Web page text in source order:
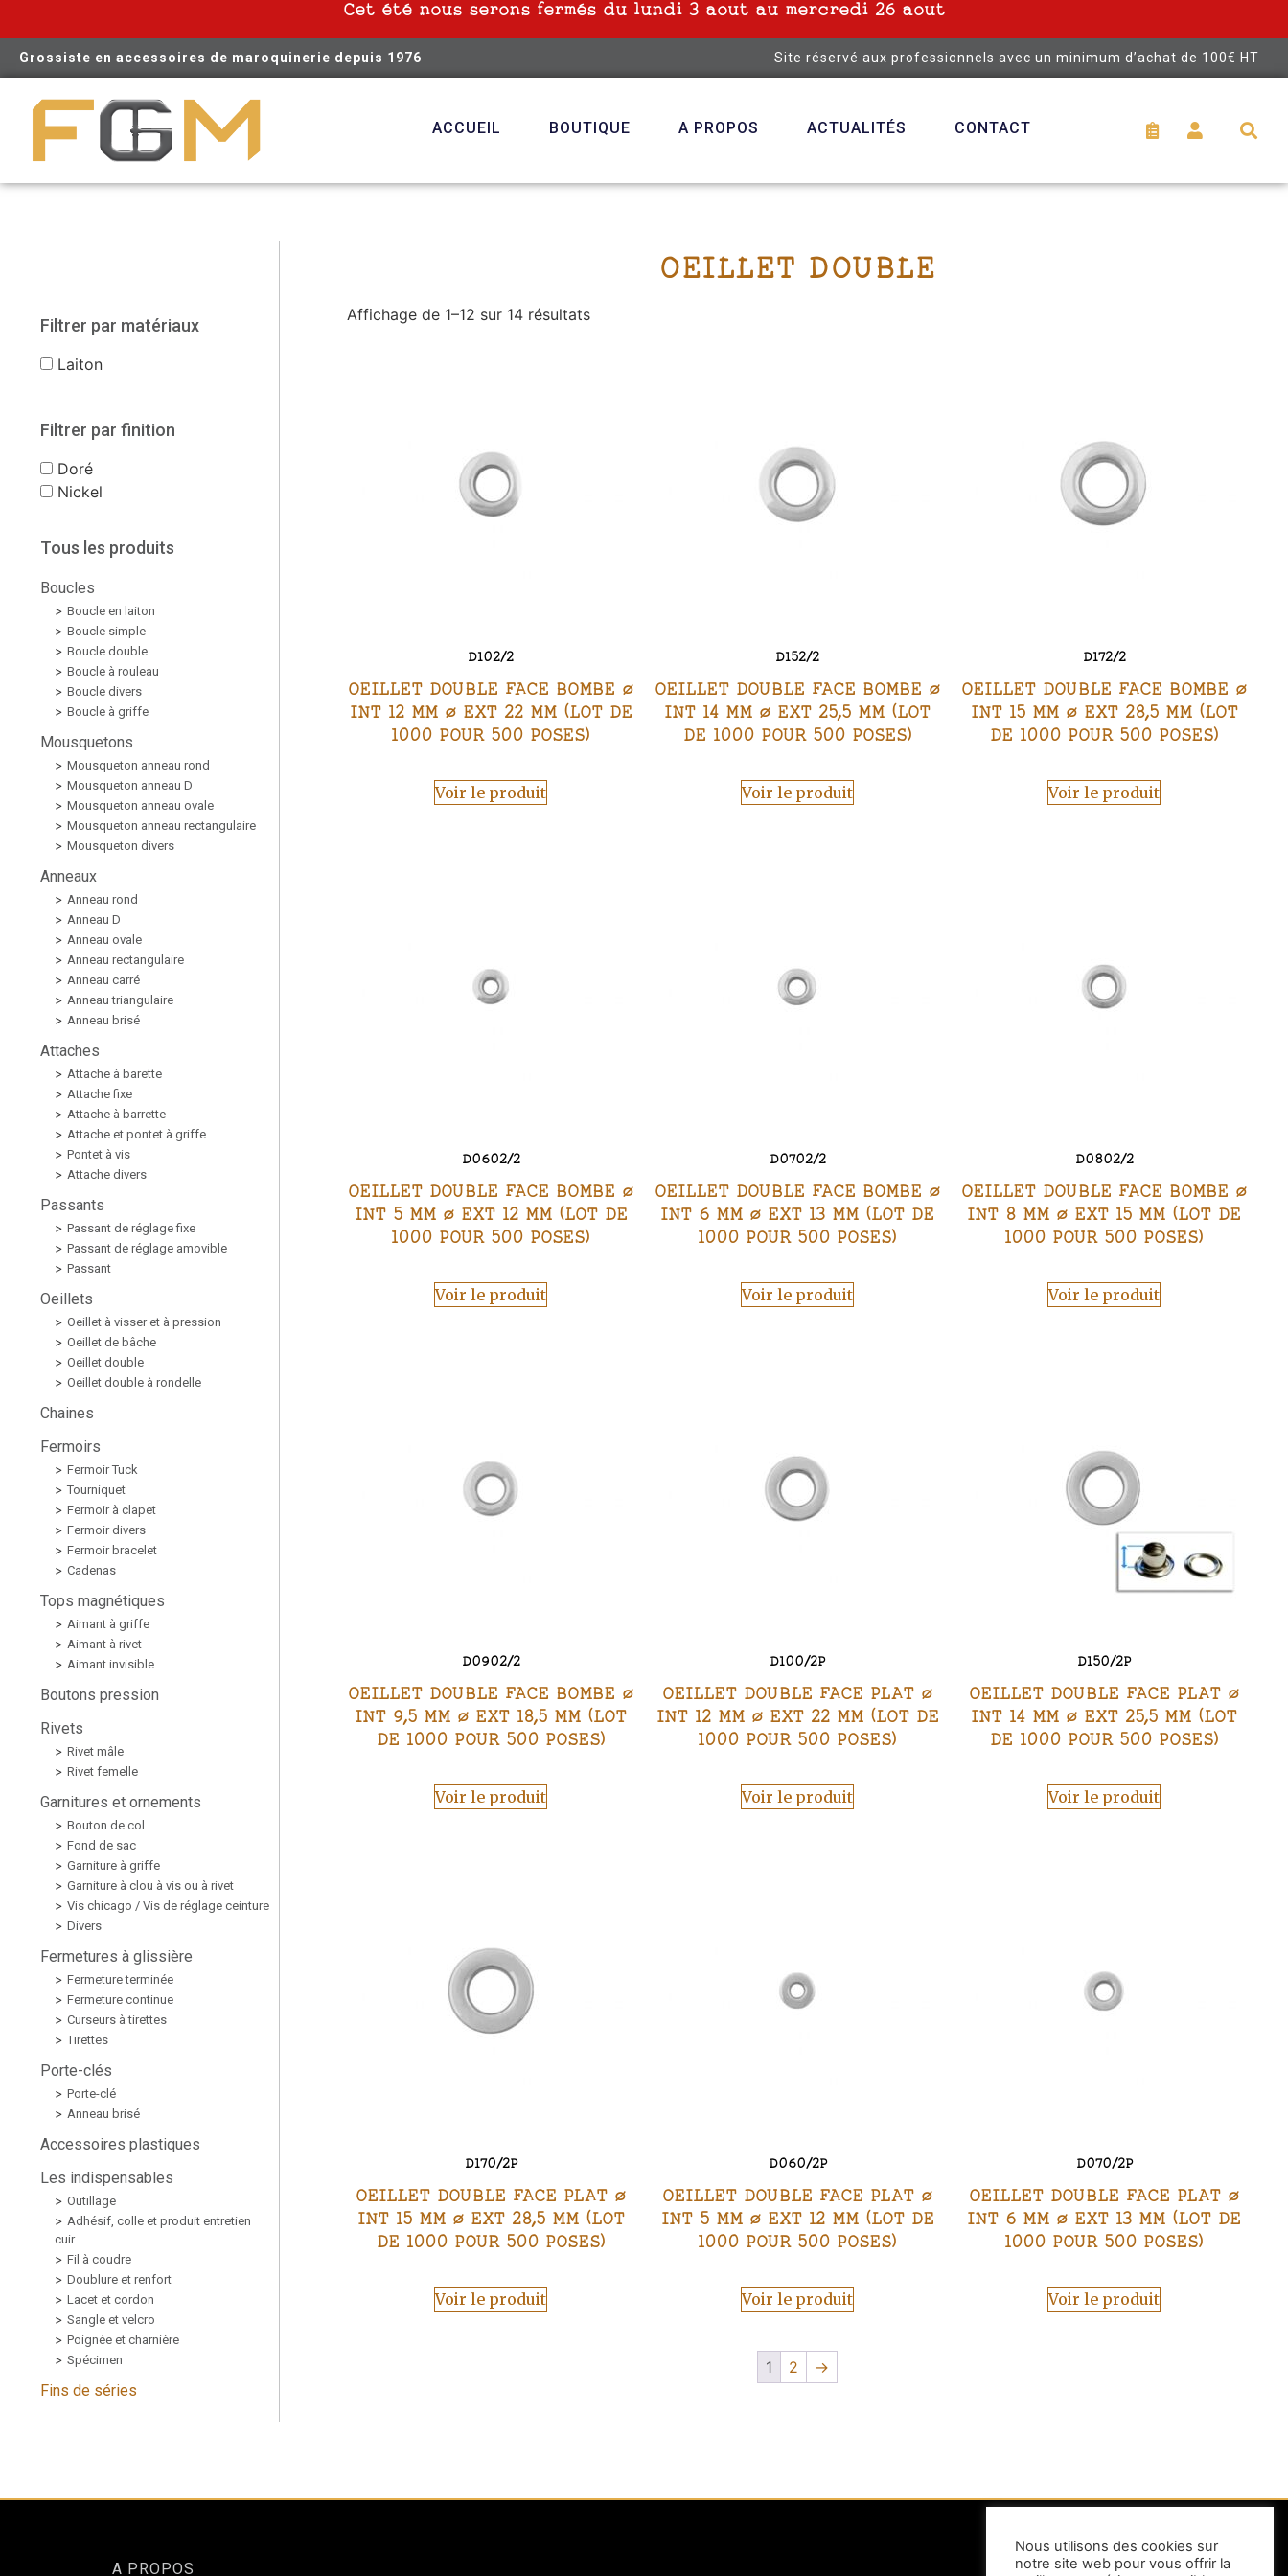
Cet été nous serons fermés du lundi 3 aout au mercredi 26 aout
Grossiste en accessoires de maroquinerie depuis 1976 Site réservé aux professionnels avec un minimum d’achat de 100€ HT
ACCUEIL BOUTIQUE A PROPOS ACTUALITÉS CONTACT
Filtrer par matériaux
Laiton
Filtrer par finition
Doré
Nickel
Tous les produits
Boucles
Boucle en laiton
Boucle simple
Boucle double
Boucle à rouleau
Boucle divers
Boucle à griffe
Mousquetons
Mousqueton anneau rond
Mousqueton anneau D
Mousqueton anneau ovale
Mousqueton anneau rectangulaire
Mousqueton divers
Anneaux
Anneau rond
Anneau D
Anneau ovale
Anneau rectangulaire
Anneau carré
Anneau triangulaire
Anneau brisé
Attaches
Attache à barette
Attache fixe
Attache à barrette
Attache et pontet à griffe
Pontet à vis
Attache divers
Passants
Passant de réglage fixe
Passant de réglage amovible
Passant
Oeillets
Oeillet à visser et à pression
Oeillet de bâche
Oeillet double
Oeillet double à rondelle
Chaines
Fermoirs
Fermoir Tuck
Tourniquet
Fermoir à clapet
Fermoir divers
Fermoir bracelet
Cadenas
Tops magnétiques
Aimant à griffe
Aimant à rivet
Aimant invisible
Boutons pression
Rivets
Rivet mâle
Rivet femelle
Garnitures et ornements
Bouton de col
Fond de sac
Garniture à griffe
Garniture à clou à vis ou à rivet
Vis chicago / Vis de réglage ceinture
Divers
Fermetures à glissière
Fermeture terminée
Fermeture continue
Curseurs à tirettes
Tirettes
Porte-clés
Porte-clé
Anneau brisé
Accessoires plastiques
Les indispensables
Outillage
Adhésif, colle et produit entretien
cuir
Fil à coudre
Doublure et renfort
Lacet et cordon
Sangle et velcro
Poignée et charnière
Spécimen
Fins de séries
OEILLET DOUBLE
Affichage de 1–12 sur 14 résultats
D102/2
OEILLET DOUBLE FACE BOMBE Ø
INT 12 MM Ø EXT 22 MM (LOT DE
1000 POUR 500 POSES)
Voir le produit
D152/2
OEILLET DOUBLE FACE BOMBE Ø
INT 14 MM Ø EXT 25,5 MM (LOT
DE 1000 POUR 500 POSES)
Voir le produit
D172/2
OEILLET DOUBLE FACE BOMBE Ø
INT 15 MM Ø EXT 28,5 MM (LOT
DE 1000 POUR 500 POSES)
Voir le produit
D0602/2
OEILLET DOUBLE FACE BOMBE Ø
INT 5 MM Ø EXT 12 MM (LOT DE
1000 POUR 500 POSES)
Voir le produit
D0702/2
OEILLET DOUBLE FACE BOMBE Ø
INT 6 MM Ø EXT 13 MM (LOT DE
1000 POUR 500 POSES)
Voir le produit
D0802/2
OEILLET DOUBLE FACE BOMBE Ø
INT 8 MM Ø EXT 15 MM (LOT DE
1000 POUR 500 POSES)
Voir le produit
D0902/2
OEILLET DOUBLE FACE BOMBE Ø
INT 9,5 MM Ø EXT 18,5 MM (LOT
DE 1000 POUR 500 POSES)
Voir le produit
D100/2P
OEILLET DOUBLE FACE PLAT Ø
INT 12 MM Ø EXT 22 MM (LOT DE
1000 POUR 500 POSES)
Voir le produit
D150/2P
OEILLET DOUBLE FACE PLAT Ø
INT 14 MM Ø EXT 25,5 MM (LOT
DE 1000 POUR 500 POSES)
Voir le produit
D170/2P
OEILLET DOUBLE FACE PLAT Ø
INT 15 MM Ø EXT 28,5 MM (LOT
DE 1000 POUR 500 POSES)
Voir le produit
D060/2P
OEILLET DOUBLE FACE PLAT Ø
INT 5 MM Ø EXT 12 MM (LOT DE
1000 POUR 500 POSES)
Voir le produit
D070/2P
OEILLET DOUBLE FACE PLAT Ø
INT 6 MM Ø EXT 13 MM (LOT DE
1000 POUR 500 POSES)
Voir le produit
1 2 →
A PROPOS
Nous utilisons des cookies sur
notre site web pour vous offrir la